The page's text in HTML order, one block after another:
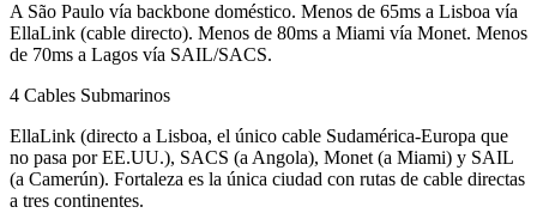
A São Paulo vía backbone doméstico. Menos de 65ms a Lisboa vía
EllaLink (cable directo). Menos de 80ms a Miami vía Monet. Menos
de 70ms a Lagos vía SAIL/SACS.
4 Cables Submarinos
EllaLink (directo a Lisboa, el único cable Sudamérica-Europa que
no pasa por EE.UU.), SACS (a Angola), Monet (a Miami) y SAIL
(a Camerún). Fortaleza es la única ciudad con rutas de cable directas
a tres continentes.